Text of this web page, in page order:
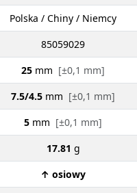
Polska / Chiny / Niemcy
85059029
25 mm [±0,1 mm]
7.5/4.5 mm [±0,1 mm]
5 mm [±0,1 mm]
17.81 g
↑ osiowy